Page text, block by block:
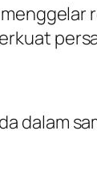
dalam